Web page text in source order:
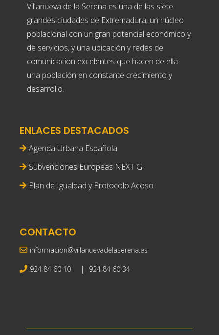
Villanueva de la Serena es una de las siete
grandes ciudades de Extremadura, un núcleo
poblacional con un gran potencial económico y
de servicios, y una ubicación y redes de
comunicacion excelentes que hacen de ella
una población en constante crecimiento y
desarrollo.
ENLACES DESTACADOS
Agenda Urbana Española
Subvenciones Europeas NEXT G
Plan de Igualdad y Protocolo Acoso
CONTACTO
informacion@villanuevadelaserena.es
924 84 60 10 | 924 84 60 34